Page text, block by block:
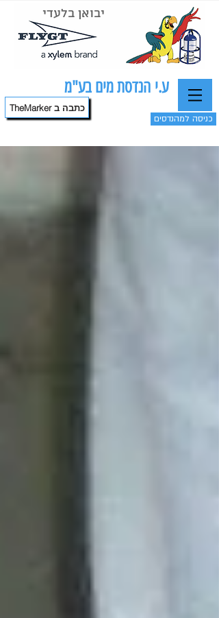
יבואן בלעדי
ע.י הנדסת מים בע"מ
TheMarker כתבה ב
כניסה למהנדסים